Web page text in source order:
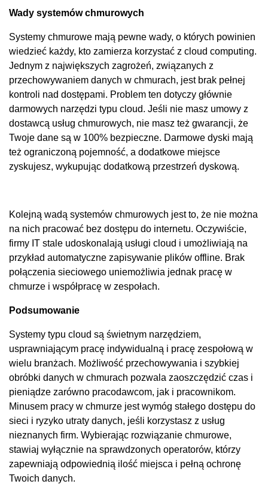
Wady systemów chmurowych
Systemy chmurowe mają pewne wady, o których powinien
wiedzieć każdy, kto zamierza korzystać z cloud computing.
Jednym z największych zagrożeń, związanych z
przechowywaniem danych w chmurach, jest brak pełnej
kontroli nad dostępami. Problem ten dotyczy głównie
darmowych narzędzi typu cloud. Jeśli nie masz umowy z
dostawcą usług chmurowych, nie masz też gwarancji, że
Twoje dane są w 100% bezpieczne. Darmowe dyski mają
też ograniczoną pojemność, a dodatkowe miejsce
zyskujesz, wykupując dodatkową przestrzeń dyskową.
Kolejną wadą systemów chmurowych jest to, że nie można
na nich pracować bez dostępu do internetu. Oczywiście,
firmy IT stale udoskonalają usługi cloud i umożliwiają na
przykład automatyczne zapisywanie plików offline. Brak
połączenia sieciowego uniemożliwia jednak pracę w
chmurze i współpracę w zespołach.
Podsumowanie
Systemy typu cloud są świetnym narzędziem,
usprawniającym pracę indywidualną i pracę zespołową w
wielu branżach. Możliwość przechowywania i szybkiej
obróbki danych w chmurach pozwala zaoszczędzić czas i
pieniądze zarówno pracodawcom, jak i pracownikom.
Minusem pracy w chmurze jest wymóg stałego dostępu do
sieci i ryzyko utraty danych, jeśli korzystasz z usług
nieznanych firm. Wybierając rozwiązanie chmurowe,
stawiaj wyłącznie na sprawdzonych operatorów, którzy
zapewniają odpowiednią ilość miejsca i pełną ochronę
Twoich danych.